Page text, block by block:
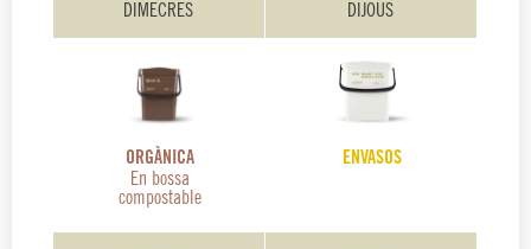
DIMECRES
ORGÀNICA
En bossa
compostable
DIJOUS
ENVASOS